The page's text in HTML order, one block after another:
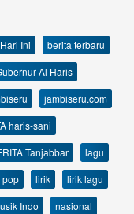
Ini
berita terbaru
Al Haris
jambiseru.com
haris-sani
Tanjabbar
lagu
pop lirik
lirik lagu
Indo
nasional